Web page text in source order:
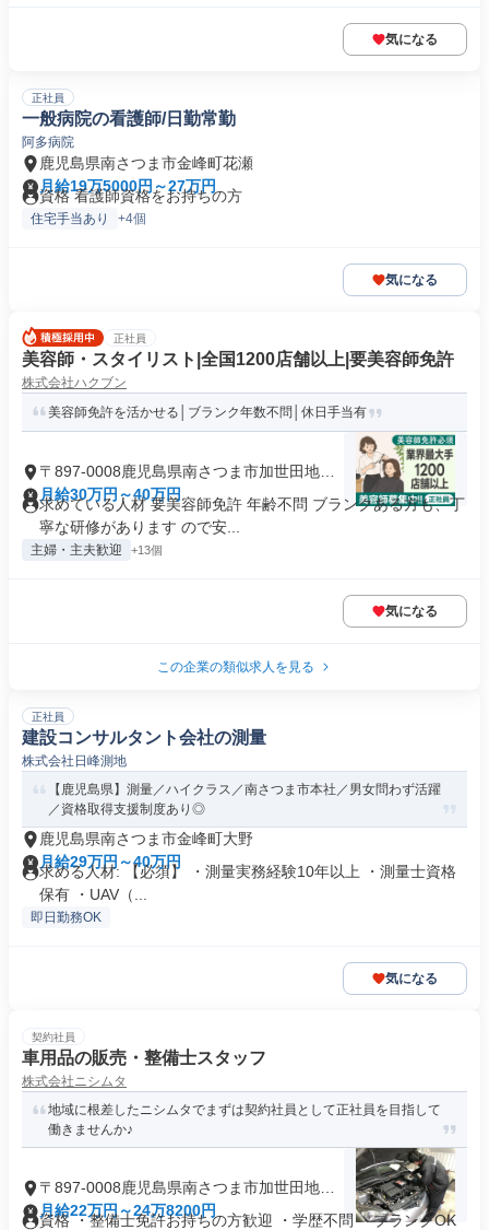
気になる
正社員
一般病院の看護師/日勤常勤
阿多病院
鹿児島県南さつま市金峰町花瀬
月給19万5000円～27万円
資格 看護師資格をお持ちの方
住宅手当あり +4個
気になる
正社員
美容師・スタイリスト|全国1200店舗以上|要美容師免許
株式会社ハクブン
美容師免許を活かせる│ブランク年数不問│休日手当有
〒897-0008鹿児島県南さつま市加世田地頭
所
月給30万円～40万円
求めている人材 要美容師免許 年齢不問 ブランクある方も、丁
寧な研修があります ので安...
主婦・主夫歓迎 +13個
気になる
この企業の類似求人を見る
正社員
建設コンサルタント会社の測量
株式会社日峰測地
【鹿児島県】測量／ハイクラス／南さつま市本社／男女問わず活躍
／資格取得支援制度あり◎
鹿児島県南さつま市金峰町大野
月給29万円～40万円
求める人材: 【必須】 ・測量実務経験10年以上 ・測量士資格
保有 ・UAV（...
即日勤務OK
気になる
契約社員
車用品の販売・整備士スタッフ
株式会社ニシムタ
地域に根差したニシムタでまずは契約社員として正社員を目指して
働きませんか♪
〒897-0008鹿児島県南さつま市加世田地頭
所
月給22万円～24万8200円
資格 ・整備士免許お持ちの方歓迎 ・学歴不問 ・ブランクOK